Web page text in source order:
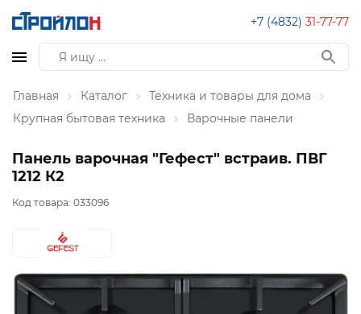
+7 (4832) 31-77-77
Главная Каталог
Техника и товары для дома
Крупная бытовая техника
Варочные панели
Панель варочная "Гефест" встраив. ПВГ
1212 К2
Код товара: 033096